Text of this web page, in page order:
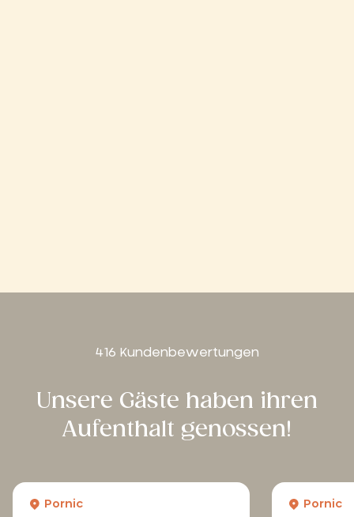
416 Kundenbewertungen
Unsere Gäste haben ihren
Aufenthalt genossen!
Pornic Pornic